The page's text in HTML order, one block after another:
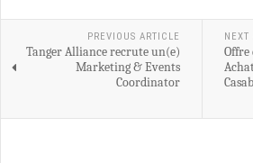
PREVIOUS ARTICLE
Tanger Alliance recrute un(e)
Marketing & Events
Coordinator
NEXT
Offre